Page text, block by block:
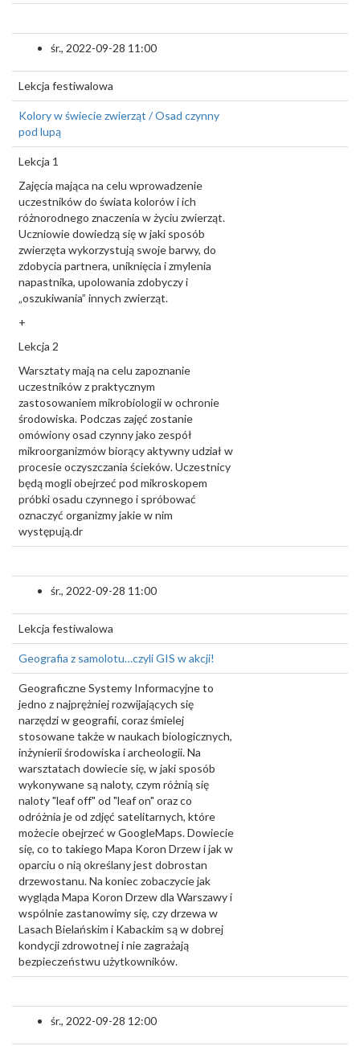
śr., 2022-09-28 11:00
Lekcja festiwalowa
Kolory w świecie zwierząt / Osad czynny
pod lupą
Lekcja 1
Zajęcia mająca na celu wprowadzenie
uczestników do świata kolorów i ich
różnorodnego znaczenia w życiu zwierząt.
Uczniowie dowiedzą się w jaki sposób
zwierzęta wykorzystują swoje barwy, do
zdobycia partnera, uniknięcia i zmylenia
napastnika, upolowania zdobyczy i
„oszukiwania” innych zwierząt.
+
Lekcja 2
Warsztaty mają na celu zapoznanie
uczestników z praktycznym
zastosowaniem mikrobiologii w ochronie
środowiska. Podczas zajęć zostanie
omówiony osad czynny jako zespół
mikroorganizmów biorący aktywny udział w
procesie oczyszczania ścieków. Uczestnicy
będą mogli obejrzeć pod mikroskopem
próbki osadu czynnego i spróbować
oznaczyć organizmy jakie w nim
występują.dr
śr., 2022-09-28 11:00
Lekcja festiwalowa
Geografia z samolotu…czyli GIS w akcji!
Geograficzne Systemy Informacyjne to
jedno z najprężniej rozwijających się
narzędzi w geografii, coraz śmielej
stosowane także w naukach biologicznych,
inżynierii środowiska i archeologii. Na
warsztatach dowiecie się, w jaki sposób
wykonywane są naloty, czym różnią się
naloty "leaf off" od "leaf on" oraz co
odróżnia je od zdjęć satelitarnych, które
możecie obejrzeć w GoogleMaps. Dowiecie
się, co to takiego Mapa Koron Drzew i jak w
oparciu o nią określany jest dobrostan
drzewostanu. Na koniec zobaczycie jak
wygląda Mapa Koron Drzew dla Warszawy i
wspólnie zastanowimy się, czy drzewa w
Lasach Bielańskim i Kabackim są w dobrej
kondycji zdrowotnej i nie zagrażają
bezpieczeństwu użytkowników.
śr., 2022-09-28 12:00